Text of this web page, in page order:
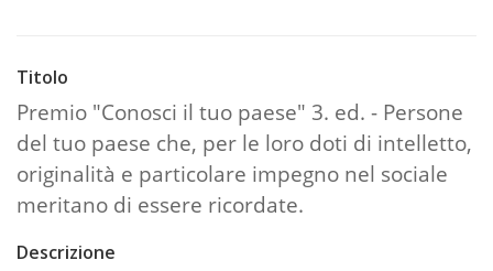
Titolo
Premio "Conosci il tuo paese" 3. ed. - Persone
del tuo paese che, per le loro doti di intelletto,
originalità e particolare impegno nel sociale
meritano di essere ricordate.
Descrizione